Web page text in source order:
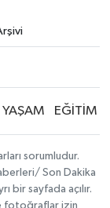
YAŞAM EĞİTİM
sorumludur.
Son Dakika
bir sayfada açılır.
fotoğraflar izin